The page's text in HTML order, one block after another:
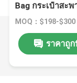
Bag กระเป๋าสะ
MOQ：$198-
ราคาถู